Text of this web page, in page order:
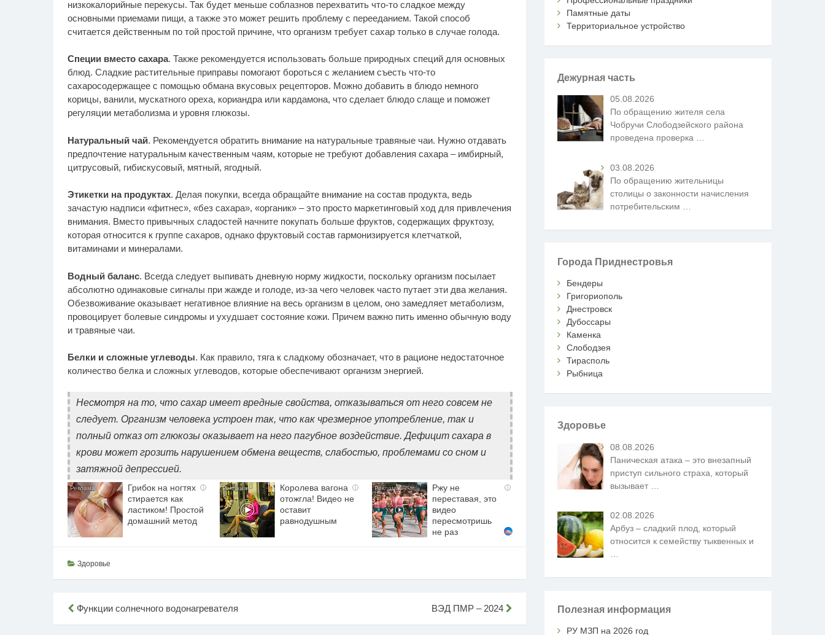
низкокалорийные перекусы. Так будет меньше соблазнов перехватить что-то сладкое между
основными приемами пищи, а также это может решить проблему с перееданием. Такой способ
считается действенным по той простой причине, что организм требует сахар только в случае голода.
Специи вместо сахара. Также рекомендуется использовать больше природных специй для основных
блюд. Сладкие растительные приправы помогают бороться с желанием съесть что-то
сахаросодержащее с помощью обмана вкусовых рецепторов. Можно добавить в блюдо немного
корицы, ванили, мускатного ореха, кориандра или кардамона, что сделает блюдо слаще и поможет
регуляции метаболизма и уровня глюкозы.
Натуральный чай. Рекомендуется обратить внимание на натуральные травяные чаи. Нужно отдавать
предпочтение натуральным качественным чаям, которые не требуют добавления сахара – имбирный,
цитрусовый, гибискусовый, мятный, ягодный.
Этикетки на продуктах. Делая покупки, всегда обращайте внимание на состав продукта, ведь
зачастую надписи «фитнес», «без сахара», «органик» – это просто маркетинговый ход для привлечения
внимания. Вместо привычных сладостей начните покупать больше фруктов, содержащих фруктозу,
которая относится к группе сахаров, однако фруктовый состав гармонизируется клетчаткой,
витаминами и минералами.
Водный баланс. Всегда следует выпивать дневную норму жидкости, поскольку организм посылает
абсолютно одинаковые сигналы при жажде и голоде, из-за чего человек часто путает эти два желания.
Обезвоживание оказывает негативное влияние на весь организм в целом, оно замедляет метаболизм,
провоцирует болевые синдромы и ухудшает состояние кожи. Причем важно пить именно обычную воду
и травяные чаи.
Белки и сложные углеводы. Как правило, тяга к сладкому обозначает, что в рационе недостаточное
количество белка и сложных углеводов, которые обеспечивают организм энергией.
Несмотря на то, что сахар имеет вредные свойства, отказываться от него совсем не
следует. Организм человека устроен так, что как чрезмерное употребление, так и
полный отказ от глюкозы оказывает на него пагубное воздействие. Дефицит сахара в
крови может грозить нарушением обмена веществ, слабостью, проблемами со сном и
затяжной депрессией.
i
Грибок на ногтях
стирается как
ластиком! Простой
домашний метод
i
Королева вагона
отожгла! Видео не
оставит
равнодушным
i
Ржу не
переставая, это
видео
пересмотришь
не раз
Здоровье
Навигация
Функции солнечного водонагревателя ВЭД ПМР – 2024
Памятные даты
Территориальное устройство
Дежурная часть
05.08.2026
По обращению жителя села
Чобручи Слободзейского района
проведена проверка …
03.08.2026
По обращению жительницы
столицы о законности начисления
потребительским
Города Приднестровья
Бендеры
Григориополь
Днестровск
Дубоссары
Каменка
Слободзея
Тирасполь
Рыбница
Здоровье
08.08.2026
Паническая атака – это внезапный
приступ сильного страха, который
вызывает
02.08.2026
Арбуз – сладкий плод, который
относится к семейству тыквенных и
Полезная информация
РУ МЗП на 2026 год